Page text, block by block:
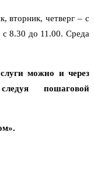
вторник, четверг – с
8.30 до 11.00. Среда
можно и через
пошаговой